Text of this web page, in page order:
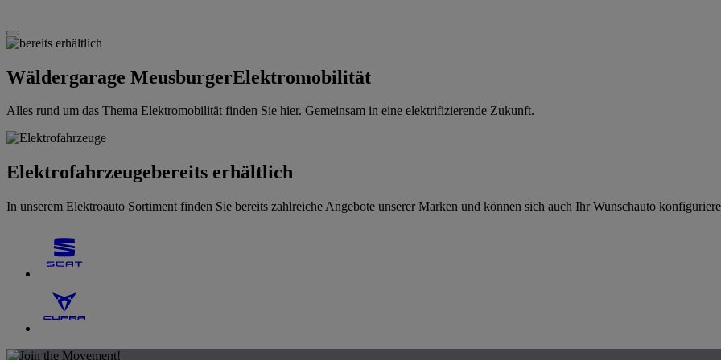
Wäldergarage MeusburgerElektromobilität
Alles rund um das Thema Elektromobilität finden Sie hier. Gemeinsam in eine elektrifizierende Zukunft.
Elektrofahrzeugebereits erhältlich
In unserem Elektroauto Sortiment finden Sie bereits zahlreiche Angebote unserer Marken und können sich auch Ihr Wunschauto